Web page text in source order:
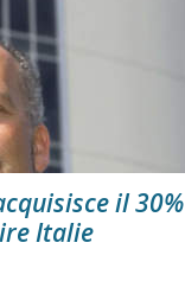
il 30%
Italie